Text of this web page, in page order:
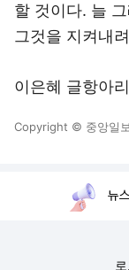
할 것이다. 늘
그것을 지켜내
이은혜 글항아
Copyright © 중앙일
뉴